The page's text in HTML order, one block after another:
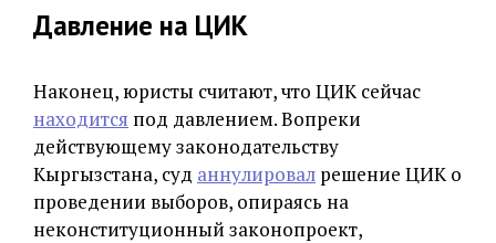
Давление на ЦИК
Наконец, юристы считают, что ЦИК сейчас
находится под давлением. Вопреки
действующему законодательству
Кыргызстана, суд аннулировал решение ЦИК о
проведении выборов, опираясь на
неконституционный законопроект,